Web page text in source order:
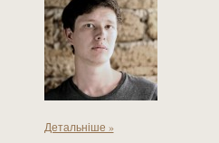
Детальніше »